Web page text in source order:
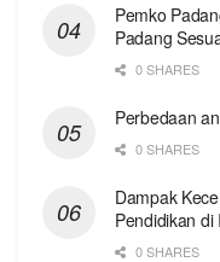
Pemko
Padang
0 SHARES
Perbedaan
0 SHARES
Dampak
Pendidikan di
0 SHARES